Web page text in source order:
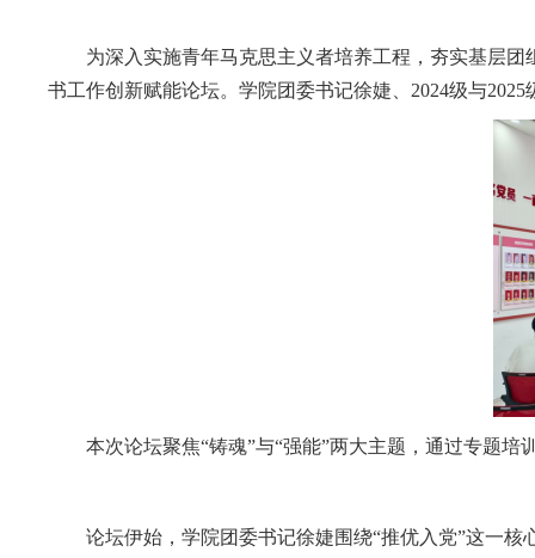
为深入实施青年马克思主义者培养工程，夯实基层
书工作创新赋能论坛。学院团委书记徐婕、2024级与
本次论坛聚焦“铸魂”与“强能”两大主题，通过专题
论坛伊始，学院团委书记徐婕围绕“推优入党”这一